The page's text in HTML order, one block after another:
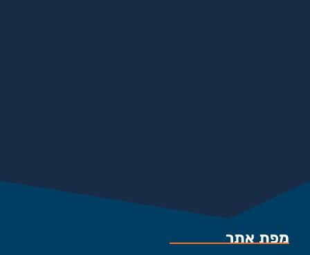
מפת אתר